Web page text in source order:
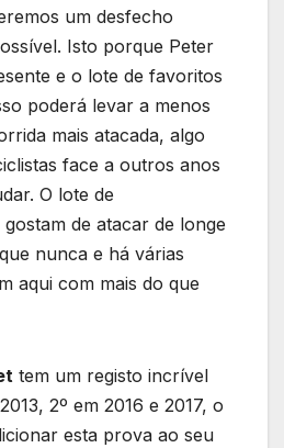
um desfecho
Isto porque Peter
e o lote de favoritos
poderá levar a menos
mais atacada, algo
face a outros anos
O lote de
de atacar de longe
nunca e há várias
aqui com mais do que
tem um registo incrível
2º em 2016 e 2017, o
esta prova ao seu